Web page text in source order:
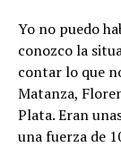
Yo no puedo
conozco la
contar lo que
Matanza,
Plata. Eran
una fuerza de